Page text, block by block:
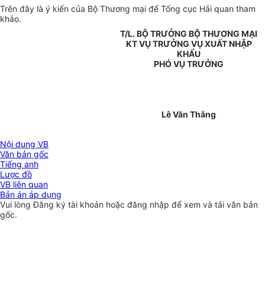
Trên đây là ý kiến của Bộ Thương mại để Tổng cục Hải quan tham
khảo.
T/L. BỘ TRƯỞNG BỘ THƯƠNG MẠI
KT VỤ TRƯỞNG VỤ XUẤT NHẬP
KHẨU
PHÓ VỤ TRƯỞNG
Lê Văn Thắng
Nội dung VB
Văn bản gốc
Tiếng anh
Lược đồ
VB liên quan
Bản án áp dụng
Vui lòngĐăng ký tài khoản hoặc đăng nhập để xem và tải văn bản
gốc.